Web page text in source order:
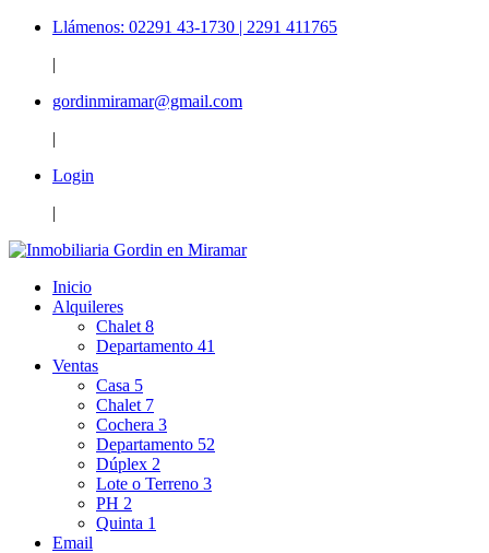
Llámenos: 02291 43-1730 | 2291 411765
|
gordinmiramar@gmail.com
|
Login
|
Inicio
Alquileres
Chalet 8
Departamento 41
Ventas
Casa 5
Chalet 7
Cochera 3
Departamento 52
Dúplex 2
Lote o Terreno 3
PH 2
Quinta 1
Email